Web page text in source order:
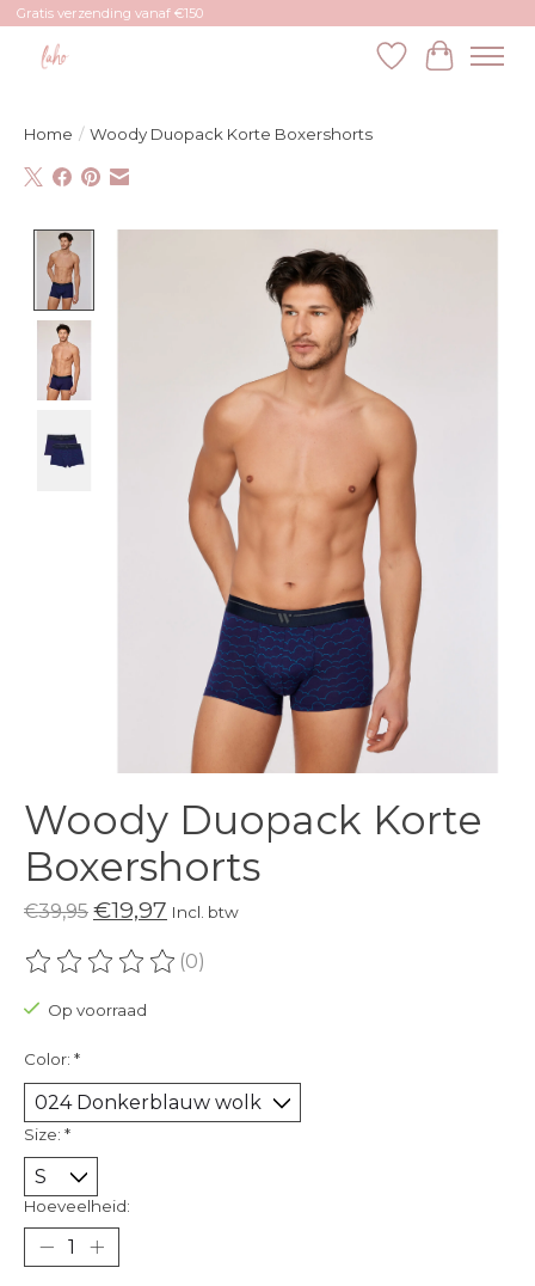
Gratis verzending vanaf €150
Verlanglijst
Home / Woody Duopack Korte Boxershorts
Woody Duopack Korte
Boxershorts
€39,95 €19,97 Incl. btw
De beoordeling van dit product is
(0)
Op voorraad
Color: *
Size: *
Hoeveelheid: